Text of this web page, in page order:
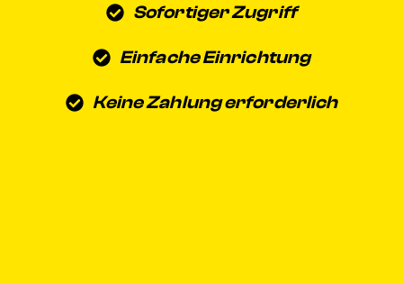
Sofortiger Zugriff
Einfache Einrichtung
Keine Zahlung erforderlich